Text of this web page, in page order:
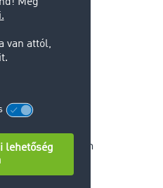
60 új
utakra
a fuvarban
is jelentősen